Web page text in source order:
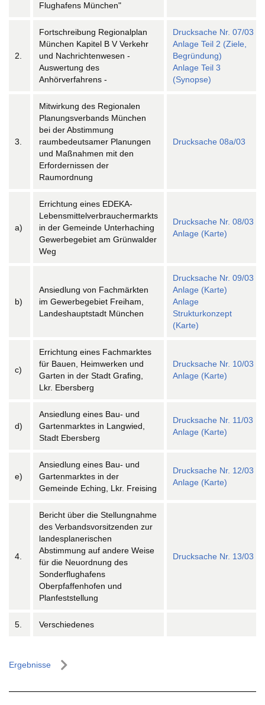
Flughafens München"
2.
Fortschreibung Regionalplan
München Kapitel B V Verkehr
und Nachrichtenwesen -
Auswertung des
Anhörverfahrens -
Drucksache Nr. 07/03
Anlage Teil 2 (Ziele,
Begründung)
Anlage Teil 3
(Synopse)
3.
Mitwirkung des Regionalen
Planungsverbands München
bei der Abstimmung
raumbedeutsamer Planungen
und Maßnahmen mit den
Erfordernissen der
Raumordnung
Drucksache 08a/03
a)
Errichtung eines EDEKA-
Lebensmittelverbrauchermarkts
in der Gemeinde Unterhaching
Gewerbegebiet am Grünwalder
Weg
Drucksache Nr. 08/03
Anlage (Karte)
b)
Ansiedlung von Fachmärkten
im Gewerbegebiet Freiham,
Landeshauptstadt München
Drucksache Nr. 09/03
Anlage (Karte)
Anlage
Strukturkonzept
(Karte)
c)
Errichtung eines Fachmarktes
für Bauen, Heimwerken und
Garten in der Stadt Grafing,
Lkr. Ebersberg
Drucksache Nr. 10/03
Anlage (Karte)
d)
Ansiedlung eines Bau- und
Gartenmarktes in Langwied,
Stadt Ebersberg
Drucksache Nr. 11/03
Anlage (Karte)
e)
Ansiedlung eines Bau- und
Gartenmarktes in der
Gemeinde Eching, Lkr. Freising
Drucksache Nr. 12/03
Anlage (Karte)
4.
Bericht über die Stellungnahme
des Verbandsvorsitzenden zur
landesplanerischen
Abstimmung auf andere Weise
für die Neuordnung des
Sonderflughafens
Oberpfaffenhofen und
Planfeststellung
Drucksache Nr. 13/03
5. Verschiedenes
Ergebnisse